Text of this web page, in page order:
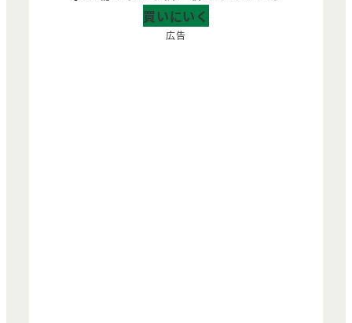
買いにいく
広告